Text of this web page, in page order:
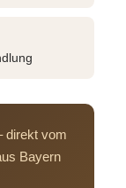
direkt vom
Bayern